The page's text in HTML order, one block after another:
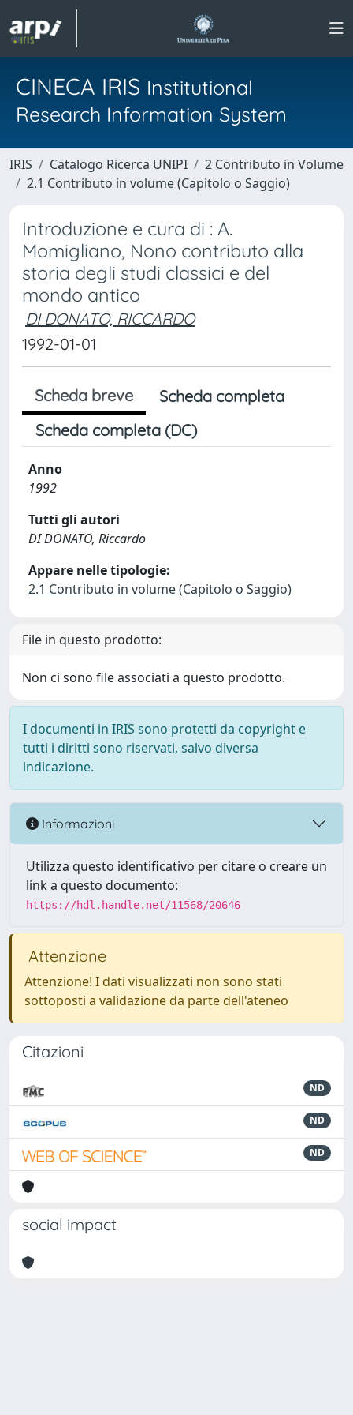
CINECA IRIS Institutional
Research Information System
IRIS Catalogo Ricerca UNIPI
2 Contributo in Volume
2.1 Contributo in volume (Capitolo o Saggio)
Introduzione e cura di : A.
Momigliano, Nono contributo alla
storia degli studi classici e del
mondo antico
DI DONATO, RICCARDO
1992-01-01
Scheda breve
Scheda completa
Scheda completa (DC)
Anno
1992
Tutti gli autori
DI DONATO, Riccardo
Appare nelle tipologie:
2.1 Contributo in volume (Capitolo o Saggio)
File in questo prodotto:
Non ci sono file associati a questo prodotto.
I documenti in IRIS sono protetti da copyright e
tutti i diritti sono riservati, salvo diversa
indicazione.
Informazioni
Utilizza questo identificativo per citare o creare un
link a questo documento:
https://hdl.handle.net/11568/20646
Attenzione
Attenzione! I dati visualizzati non sono stati
sottoposti a validazione da parte dell'ateneo
Citazioni
ND
ND
ND
social impact